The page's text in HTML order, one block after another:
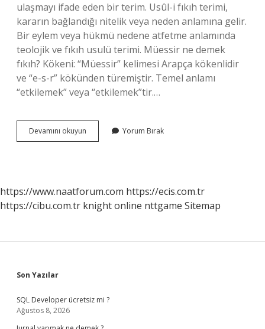
ulaşmayı ifade eden bir terim. Usûl-i fıkıh terimi,
kararın bağlandığı nitelik veya neden anlamına gelir.
Bir eylem veya hükmü nedene atfetme anlamında
teolojik ve fıkıh usulü terimi. Müessir ne demek
fıkıh? Kökeni: “Müessir” kelimesi Arapça kökenlidir
ve “e-s-r” kökünden türemiştir. Temel anlamı
“etkilemek” veya “etkilemek”tir.…
Devamını okuyun
Ne
Yorum Bırak
https://www.naatforum.com https://ecis.com.tr
https://cibu.com.tr knight online nttgame Sitemap
Sidebar
Son Yazılar
SQL Developer ücretsiz mi ?
Ağustos 8, 2026